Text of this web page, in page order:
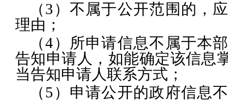
（3）不属于公开范围的，
理由；
（4）所申请信息不属于本
告知申请人，如能确定该信息
当告知申请人联系方式；
（5）申请公开的政府信息